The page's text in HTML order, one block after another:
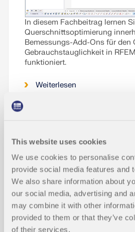
This website uses cookies
We use cookies to personalise
provide social media features and
We also share information about
our social media, advertising and
may combine it with other
provided to them or that they’ve
of their services.
In diesem Fachbeitrag lernen
Querschnittsoptimierung
Bemessungs-Add-Ons für den
Gebrauchstauglichkeit in
funktioniert.
Weiterlesen
messung -
nd Querkraftabminderung
Biegedrillknicken im Holzbau |
ie